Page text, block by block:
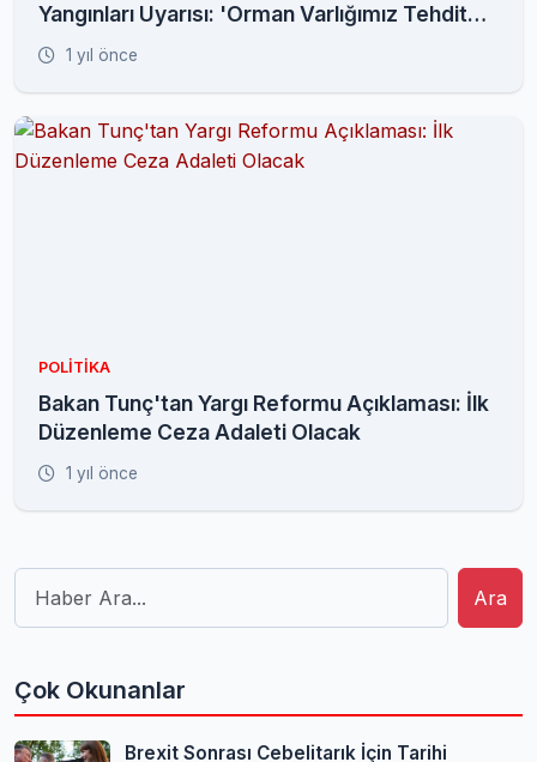
Yangınları Uyarısı: 'Orman Varlığımız Tehdit
Altında'
1 yıl önce
POLITIKA
Bakan Tunç'tan Yargı Reformu Açıklaması: İlk
Düzenleme Ceza Adaleti Olacak
1 yıl önce
Ara
Çok Okunanlar
Brexit Sonrası Cebelitarık İçin Tarihi